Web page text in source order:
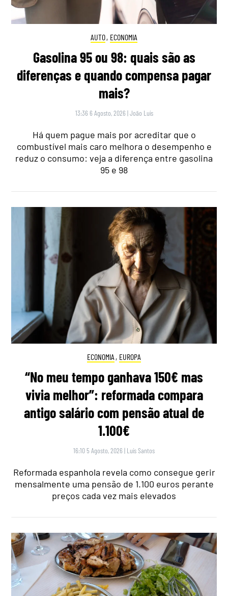
AUTO, ECONOMIA
Gasolina 95 ou 98: quais são as
diferenças e quando compensa pagar
mais?
13:36 6 Agosto, 2026 |João Luís
Há quem pague mais por acreditar que o
combustível mais caro melhora o desempenho e
reduz o consumo: veja a diferença entre gasolina
95 e 98
ECONOMIA , EUROPA
“No meu tempo ganhava 150€ mas
vivia melhor”: reformada compara
antigo salário com pensão atual de
1.100€
16:10 5 Agosto, 2026 | Luís Santos
Reformada espanhola revela como consegue gerir
mensalmente uma pensão de 1.100 euros perante
preços cada vez mais elevados